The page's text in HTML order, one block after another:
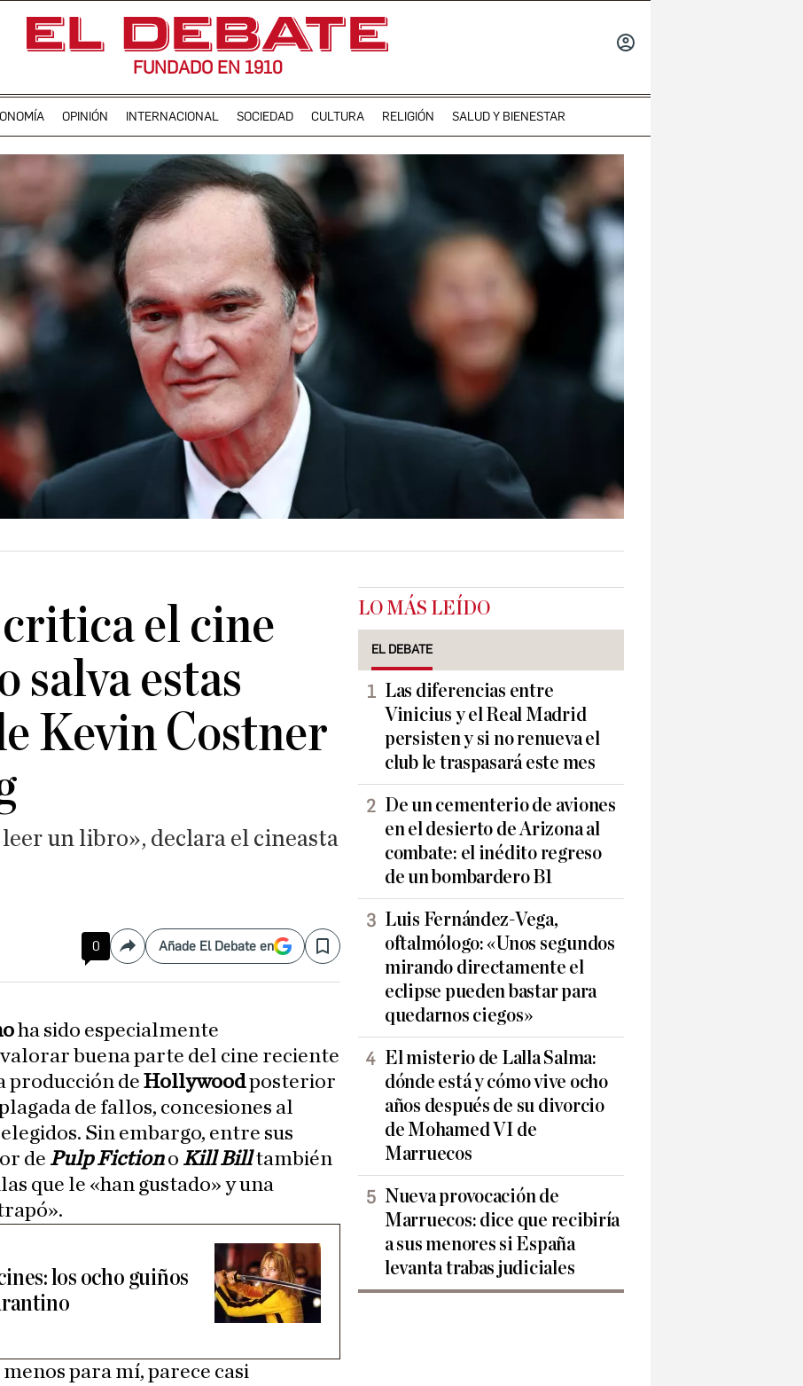
FUNDADO EN 1910
OPINIÓN INTERNACIONAL SOCIEDAD CULTURA RELIGIÓN SALUD Y BIENESTAR
el cine
salva estas
Kevin Costner
un libro», declara el cineasta
0 CompartirAñade El Debate en Save
ha sido especialmente
buena parte del cine reciente
producción deHollywoodposterior
de fallos, concesiones al
Sin embargo, entre sus
de Pulp Fictiono Kill Billtambién
que le «han gustado» y una
los ocho guiños
para mí, parece casi
LO MÁS LEÍDO
EL DEBATE
Las diferencias entre
Vinicius y el Real Madrid
persisten y si no renueva el
club le traspasará este mes
De un cementerio de aviones
en el desierto de Arizona al
combate: el inédito regreso
de un bombardero B1
Luis Fernández-Vega,
oftalmólogo: «Unos segundos
mirando directamente el
eclipse pueden bastar para
quedarnos ciegos»
El misterio de Lalla Salma:
dónde está y cómo vive ocho
años después de su divorcio
de Mohamed VI de
Marruecos
Nueva provocación de
Marruecos: dice que recibiría
a sus menores si España
levanta trabas judiciales